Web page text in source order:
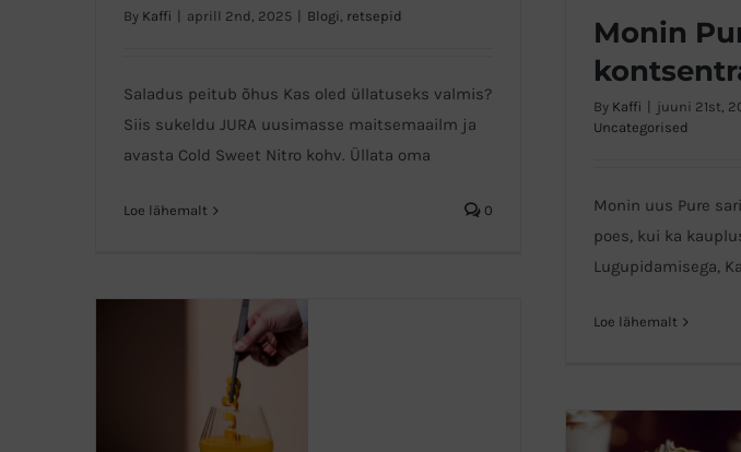
By Kaffi aprill 2nd, 2025 Blogi, retsepid
Saladus peitub õhus Kas oled üllatuseks valmis?
Siis sukeldu JURA uusimasse maitsemaailm ja
avasta Cold Sweet Nitro kohv. Üllata oma
Loe lähemalt 0
Monin
Monin
By Kaffi juuni 21st,
Uncategorised
Monin uus Pure
poes, kui ka
Lugupidamisega,
Loe lähemalt